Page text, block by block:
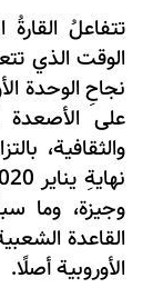
تتفاعلُ
الوقت الذي
نجاحِ الوحدة
على الأصعدة
والثقافية،
وجيزة، وما
القاعدة
الأوروبية أصلًا.